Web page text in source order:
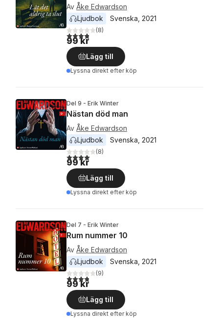
Av Åke Edwardson
Ljudbok
Svenska 2021
3,8utav 5 stjärnor. Totalt antal röster:
(8)
99 kr
Lägg till
Lyssna direkt efter köp
Del 9 - Erik Winter
Nästan död man
Av Åke Edwardson
Ljudbok
Svenska 2021
4,0utav 5 stjärnor. Totalt antal röster:
(8)
99 kr
Lägg till
Lyssna direkt efter köp
Del 7 - Erik Winter
Rum nummer 10
Av Åke Edwardson
Ljudbok
Svenska 2021
3,8utav 5 stjärnor. Totalt antal röster:
(9)
99 kr
Lägg till
Lyssna direkt efter köp